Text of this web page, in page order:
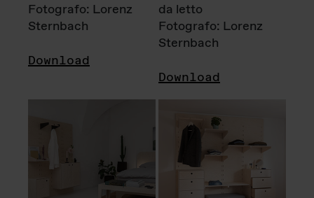
Fotografo: Lorenz
Sternbach
Download
da letto
Fotografo: Lorenz
Sternbach
Download